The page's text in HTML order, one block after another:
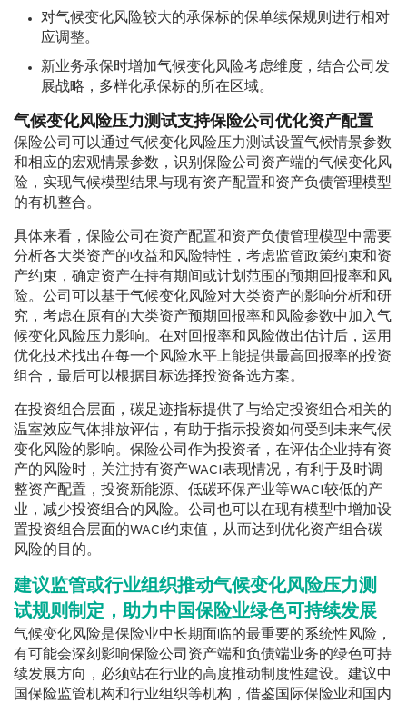
对气候变化风险较大的承保标的保单续保规则进行相对
应调整。
新业务承保时增加气候变化风险考虑维度，结合公司发
展战略，多样化承保标的所在区域。
气候变化风险压力测试支持保险公司优化资产配置
保险公司可以通过气候变化风险压力测试设置气候情景参数
和相应的宏观情景参数，识别保险公司资产端的气候变化风
险，实现气候模型结果与现有资产配置和资产负债管理模型
的有机整合。
具体来看，保险公司在资产配置和资产负债管理模型中需要
分析各大类资产的收益和风险特性，考虑监管政策约束和资
产约束，确定资产在持有期间或计划范围的预期回报率和风
险。公司可以基于气候变化风险对大类资产的影响分析和研
究，考虑在原有的大类资产预期回报率和风险参数中加入气
候变化风险压力影响。在对回报率和风险做出估计后，运用
优化技术找出在每一个风险水平上能提供最高回报率的投资
组合，最后可以根据目标选择投资备选方案。
在投资组合层面，碳足迹指标提供了与给定投资组合相关的
温室效应气体排放评估，有助于指示投资如何受到未来气候
变化风险的影响。保险公司作为投资者，在评估企业持有资
产的风险时，关注持有资产WACI表现情况，有利于及时调
整资产配置，投资新能源、低碳环保产业等WACI较低的产
业，减少投资组合的风险。公司也可以在现有模型中增加设
置投资组合层面的WACI约束值，从而达到优化资产组合碳
风险的目的。
建议监管或行业组织推动气候变化风险压力测
试规则制定，助力中国保险业绿色可持续发展
气候变化风险是保险业中长期面临的最重要的系统性风险，
有可能会深刻影响保险公司资产端和负债端业务的绿色可持
续发展方向，必须站在行业的高度推动制度性建设。建议中
国保险监管机构和行业组织等机构，借鉴国际保险业和国内